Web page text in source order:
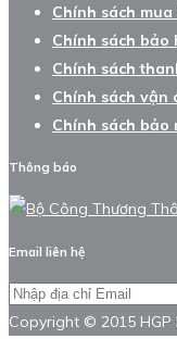
Chính sách
Chính sách bảo
Chính sách
Chính sách vận
Chính sách bảo
Thông báo
Email liên hệ
Copyright © 2015 HGP